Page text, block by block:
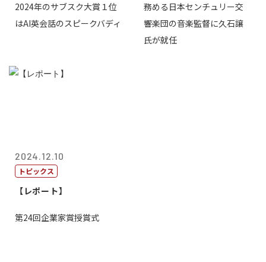
2024年のサブスク大賞１位
はAI英会話のスピークバディ
務める日本センチュリー交
響楽団の音楽監督に久石譲
氏が就任
2024.12.10
トピックス
【レポート】
第24回企業家賞授賞式